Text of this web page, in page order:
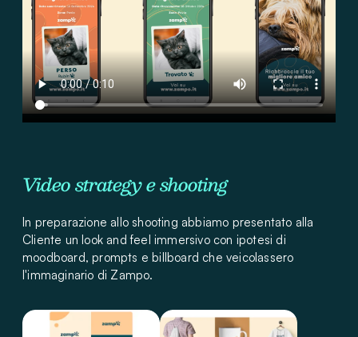
Video strategy e shooting
In preparazione allo shooting abbiamo presentato alla
Cliente un look and feel immersivo con ipotesi di
moodboard, prompts e billboard che veicolassero
l'immaginario di Zampo.